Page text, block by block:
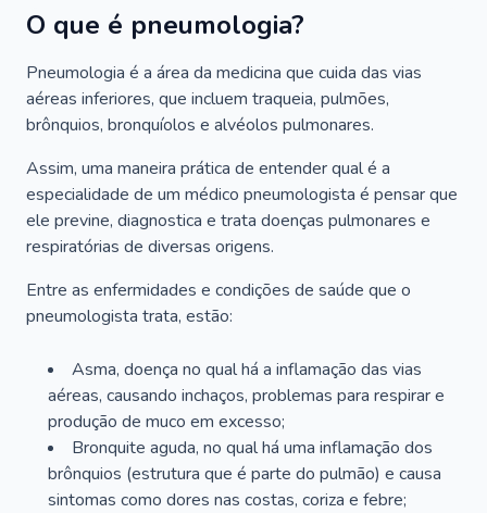
O que é pneumologia?
Pneumologia é a área da medicina que cuida das vias
aéreas inferiores, que incluem traqueia, pulmões,
brônquios, bronquíolos e alvéolos pulmonares.
Assim, uma maneira prática de entender qual é a
especialidade de um médico pneumologista é pensar que
ele previne, diagnostica e trata doenças pulmonares e
respiratórias de diversas origens.
Entre as enfermidades e condições de saúde que o
pneumologista trata, estão:
Asma, doença no qual há a inflamação das vias
aéreas, causando inchaços, problemas para respirar e
produção de muco em excesso;
Bronquite aguda, no qual há uma inflamação dos
brônquios (estrutura que é parte do pulmão) e causa
sintomas como dores nas costas, coriza e febre;